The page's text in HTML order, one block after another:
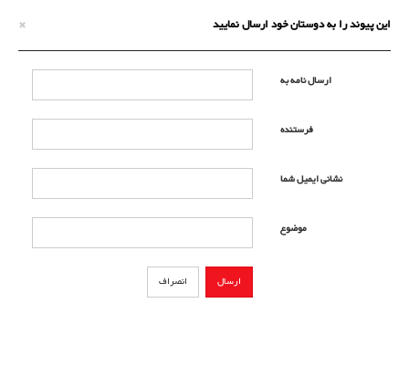
این پیوند را به دوستان خود ارسال نمایید ×
ارسال نامه به
فرستنده
نشانی ایمیل شما
موضوع
ارسال انصراف